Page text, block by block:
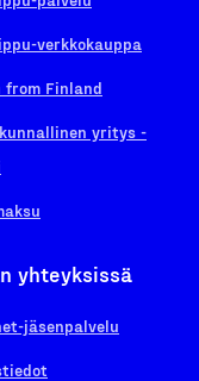
verkkokauppa
from Finland
yritys -
yhteyksissä
jäsenpalvelu